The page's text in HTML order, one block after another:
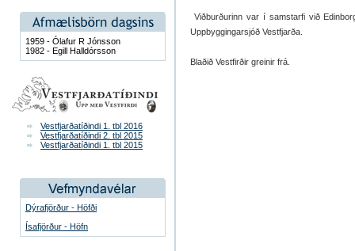
1959 - Ólafur R Jónsson
1982 - Egill Halldórsson
Vestfjarðatíðindi 1. tbl 2016
Vestfjarðatíðindi 2. tbl 2015
Vestfjarðatíðindi 1. tbl 2015
Dýrafjörður - Höfði
Ísafjörður - Höfn
Viðburðurinn var í samstarfi við
Uppbyggingarsjóð Vestfjarða.
Blaðið Vestfirðir greinir frá.